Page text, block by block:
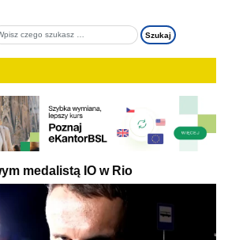
medalistą IO w Rio